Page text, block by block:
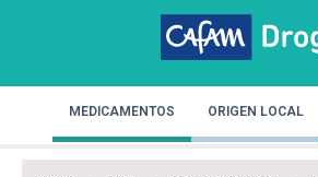
MEDICAMENTOS ORIGEN LOCAL